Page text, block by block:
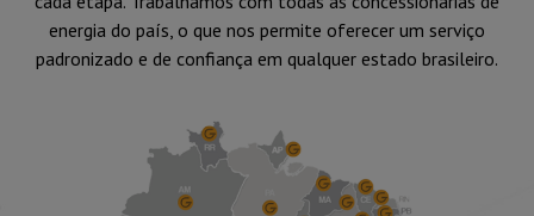
energia do país, o que nos permite oferecer um serviço
padronizado e de confiança em qualquer estado brasileiro.